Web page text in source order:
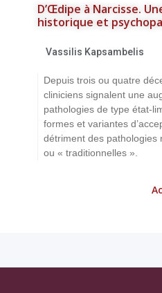
D’Œdipe à Narcisse.
historique et
Vassilis Kapsambelis
Depuis trois ou quatre
cliniciens signalent une
pathologies de type état-
formes et variantes
détriment des pathologies
ou « traditionnelles ».